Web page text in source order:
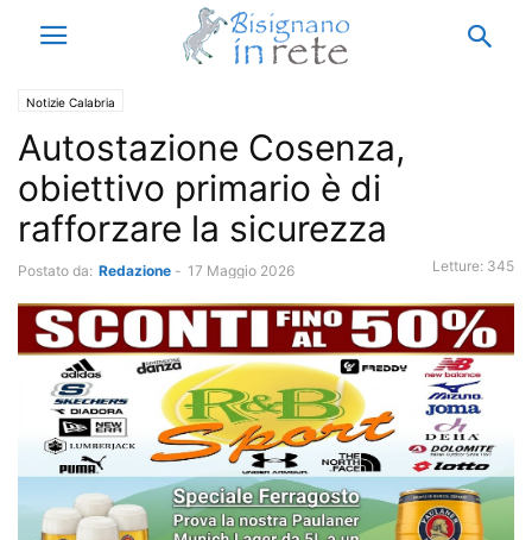
Notizie Calabria
Autostazione Cosenza,
obiettivo primario è di
rafforzare la sicurezza
Postato da: Redazione - 17 Maggio 2026 Letture: 345